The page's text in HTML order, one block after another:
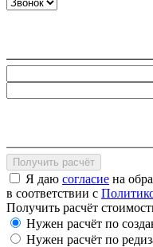
Получить расчёт
Я даю согласие на
в соответствии с
Получить расчёт
Нужен расчёт по
Нужен расчёт по